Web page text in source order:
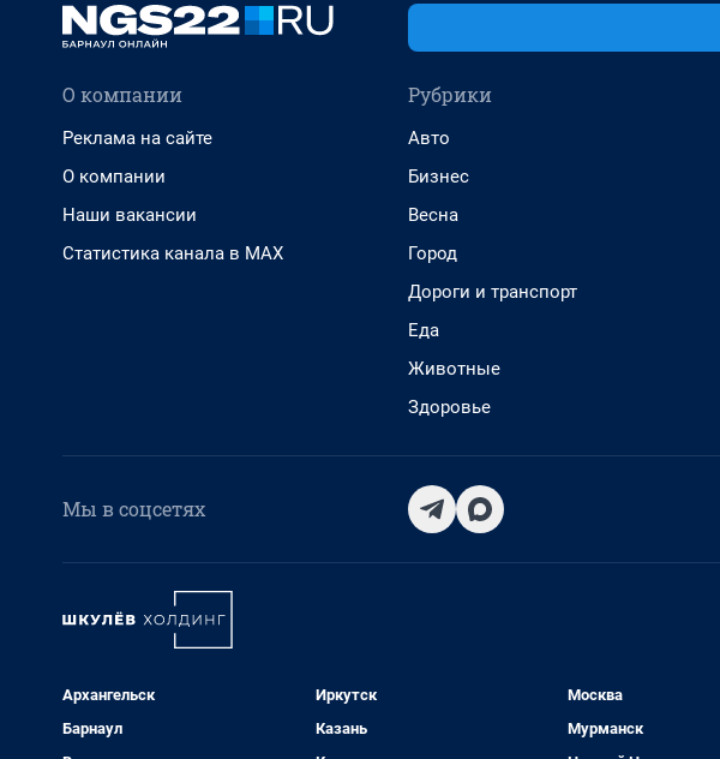
О компании
Реклама на сайте
О компании
Наши вакансии
Статистика канала в MAX
Рубрики
Авто
Бизнес
Весна
Город
Дороги и транспорт
Еда
Животные
Здоровье
Мы в соцсетях
Архангельск
Барнаул
Иркутск
Казань
Москва
Мурманск